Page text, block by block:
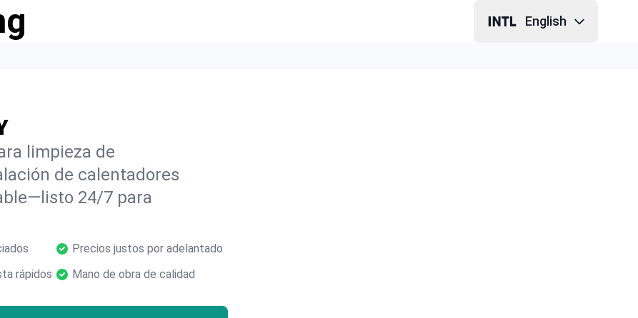
English
limpieza de
de calentadores
24/7 para
Precios justos por adelantado
rápidos Mano de obra de calidad